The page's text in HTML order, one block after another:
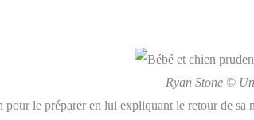
Ryan Stone ©
le préparer en lui expliquant le retour de